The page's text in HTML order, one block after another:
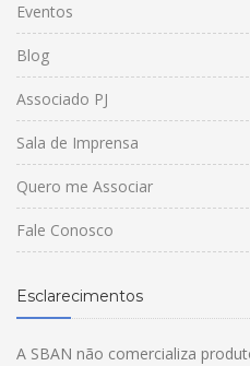
Eventos
Blog
Associado PJ
Sala de Imprensa
Quero me Associar
Fale Conosco
Esclarecimentos
A SBAN não comercializa